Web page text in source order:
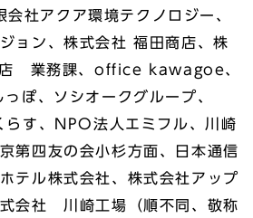
社アクア環境テクノロジー、
ョン、株式会社 福田商店、株
店 業務課、office kawagoe、
ぽ、ソシオークグループ、
らす、NPO法人エミフル、川崎
第四友の会小杉方面、日本通信
テル株式会社、株式会社アップ
会社 川崎工場（順不同、敬称